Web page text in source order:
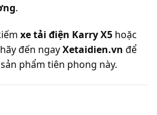
.
xe tải điện Karry X5 hoặc
đến ngayXetaidien.vn để
phẩm tiên phong này.